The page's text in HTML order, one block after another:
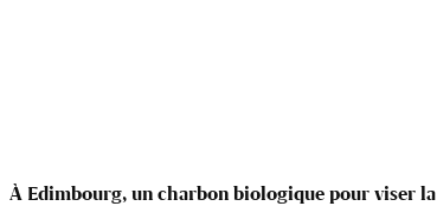
À Edimbourg, un charbon biologique pour viser la